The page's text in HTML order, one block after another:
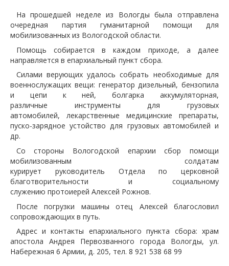
На прошедшей неделе из Вологды была отправлена
очередная партия гуманитарной помощи для
мобилизованных из Вологодской области.
Помощь собирается в каждом приходе, а далее
направляется в епархиальный пункт сбора.
Силами верующих удалось собрать необходимые для
военнослужащих вещи: генератор дизельный, бензопила
и цепи к ней, болгарка аккумуляторная,
различные инструменты для грузовых
автомобилей, лекарственные медицинские препараты,
пуско-зарядное устойство для грузовых автомобилей и
др.
Со стороны Вологодской епархии сбор помощи
мобилизованным солдатам
курирует руководитель Отдела по церковной
благотворительности и социальному
служению протоиерей Алексей Рожнов.
После погрузки машины отец Алексей благословил
сопровождающих в путь.
Адрес и контакты епархиального пункта сбора: храм
апостола Андрея Первозванного города Вологды, ул.
Набережная 6 Армии, д. 205, тел. 8 921 538 68 99